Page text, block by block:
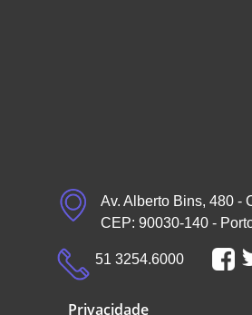
Av. Alberto Bins, 480 -
CEP: 90030-140 -
51 3254.6000
Privacidade